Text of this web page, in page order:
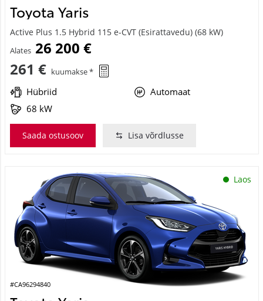
Toyota Yaris
Active Plus 1.5 Hybrid 115 e-CVT (Esirattavedu) (68 kW)
Alates 26 200 €
261 € kuumakse *
Hübriid
Automaat
68 kW
Saada ostusoov Lisa võrdlusse
Laos
#CA96294840